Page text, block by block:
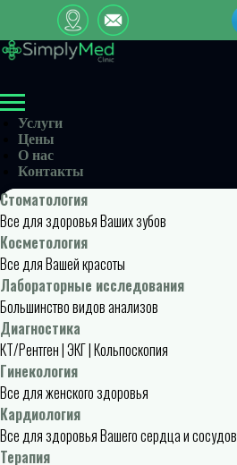
Услуги
Цены
О нас
Контакты
Стоматология
Все для здоровья Ваших зубов
Косметология
Все для Вашей красоты
Лабораторные исследования
Большинство видов анализов
Диагностика
КТ/Рентген | ЭКГ | Кольпоскопия
Гинекология
Все для женского здоровья
Кардиология
Все для здоровья Вашего сердца и сосудов
Терапия